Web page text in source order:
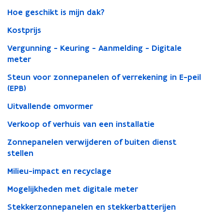
Hoe geschikt is mijn dak?
Kostprijs
Vergunning - Keuring - Aanmelding - Digitale
meter
Steun voor zonnepanelen of verrekening in E-peil
(EPB)
Uitvallende omvormer
Verkoop of verhuis van een installatie
Zonnepanelen verwijderen of buiten dienst
stellen
Milieu-impact en recyclage
Mogelijkheden met digitale meter
Stekkerzonnepanelen en stekkerbatterijen